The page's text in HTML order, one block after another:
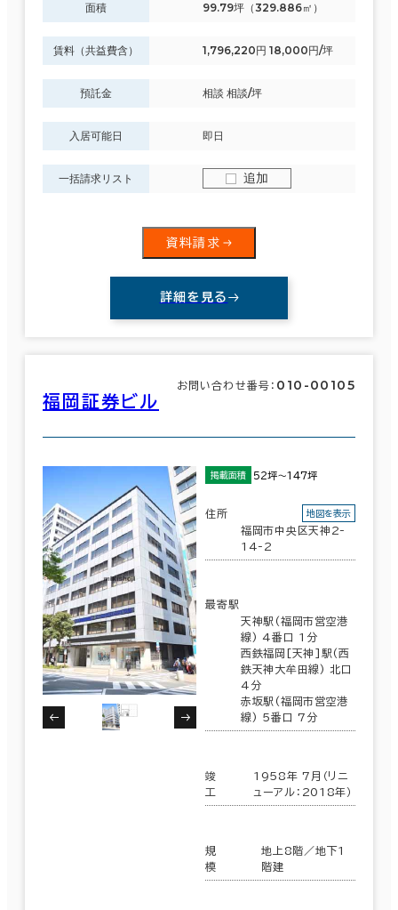
面積 99.79坪（329.886㎡）
賃料（共益費含） 1,796,220円 18,000円/坪
預託金 相談 相談/坪
入居可能日 即日
一括請求リスト 追加
資料請求
詳細を見る
福岡証券ビル
お問い合わせ番号： 010-00105
掲載面積 52坪～147坪
住所
福岡市中央区天神2-
14-2
地図を表示
最寄駅
天神駅(福岡市営空港
線) 4番口 1分
西鉄福岡[天神]駅(西
鉄天神大牟田線) 北口
4分
赤坂駅(福岡市営空港
線) 5番口 7分
竣
工
1958年 7月（リニ
ューアル：2018年）
規
模
地上8階／地下1
階建